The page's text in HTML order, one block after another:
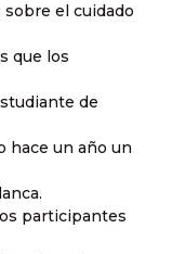
sobre el cuidado
que los
de
hace un año un
participantes